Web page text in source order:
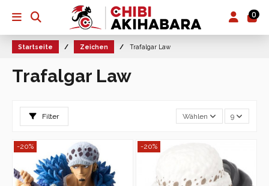
0
Startseite Zeichen Trafalgar Law
Trafalgar Law
Filter Wählen 9
-20% -20%